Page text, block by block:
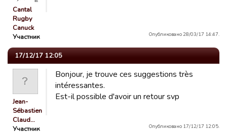
Cantal
Rugby
Canuck
Участник
Опубликовано 28/03/17 14:47.
17/12/17 12:05
Jean-
Sébastien
Claud…
Участник
Bonjour, je trouve ces suggestions très
intéressantes.
Est-il possible d'avoir un retour svp
Опубликовано 17/12/17 12:05.